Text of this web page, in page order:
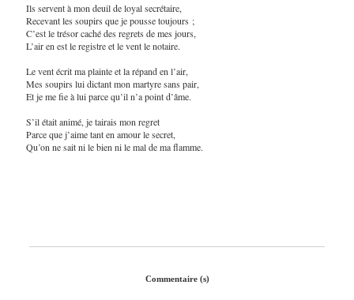
Ils servent à mon deuil de loyal secrétaire,
Recevant les soupirs que je pousse toujours ;
C’est le trésor caché des regrets de mes jours,
L’air en est le registre et le vent le notaire.
Le vent écrit ma plainte et la répand en l’air,
Mes soupirs lui dictant mon martyre sans pair,
Et je me fie à lui parce qu’il n’a point d’âme.
S’il était animé, je tairais mon regret
Parce que j’aime tant en amour le secret,
Qu’on ne sait ni le bien ni le mal de ma flamme.
Commentaire (s)